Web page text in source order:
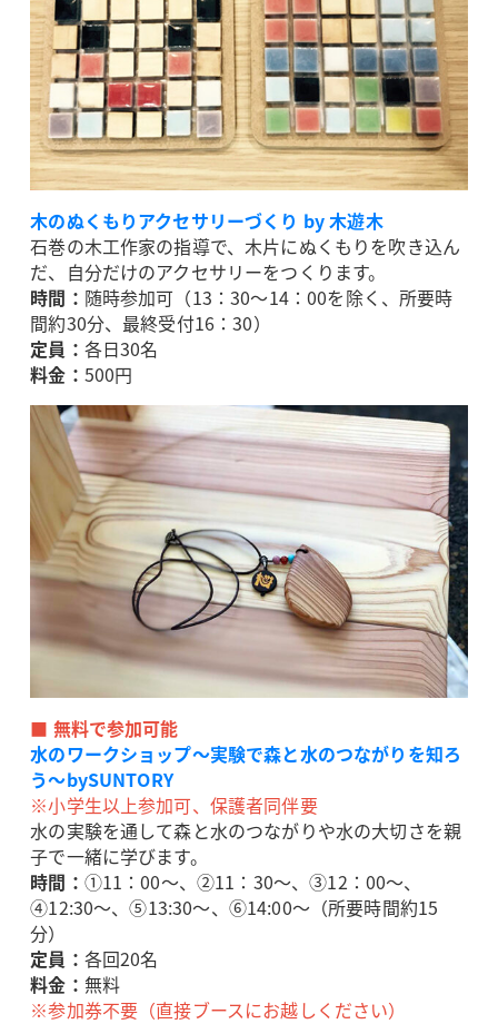
木のぬくもりアクセサリーづくり by 木遊木
石巻の木工作家の指導で、木片にぬくもりを吹き込ん
だ、自分だけのアクセサリーをつくります。
時間： 随時参加可（13：30～14：00を除く、所要時
間約30分、最終受付16：30）
定員： 各日30名
料金： 500円
■ 無料で参加可能
水のワークショップ～実験で森と水のつながりを知ろ
う～bySUNTORY
※小学生以上参加可、保護者同伴要
水の実験を通して森と水のつながりや水の大切さを親
子で一緒に学びます。
時間： ①11：00～、②11：30～、③12：00～、
④12:30～、⑤13:30～、⑥14:00～（所要時間約15
分）
定員： 各回20名
料金： 無料
※参加券不要（直接ブースにお越しください）